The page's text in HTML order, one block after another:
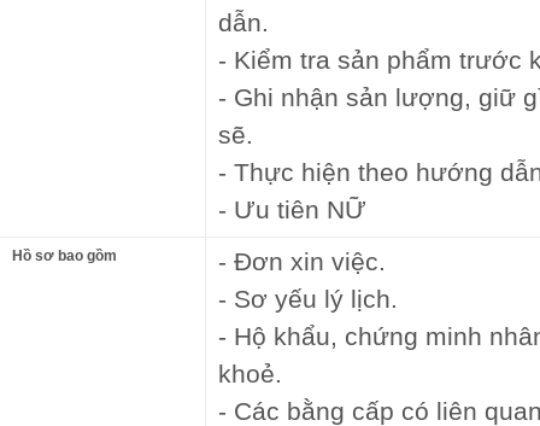
dẫn.
- Kiểm tra sản phẩm trước
- Ghi nhận sản lượng, giữ
sẽ.
- Thực hiện theo hướng
- Ưu tiên NỮ
Hồ sơ bao gồm
- Đơn xin việc.
- Sơ yếu lý lịch.
- Hộ khẩu, chứng minh
khoẻ.
- Các bằng cấp có liên